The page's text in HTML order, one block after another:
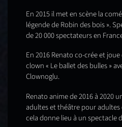
En 2015 il met en scène la
légende de Robin des bois ».
de 20 000 spectateurs en
En 2016 Renato co-crée et
clown « Le ballet des bulles »
Clownoglu.
Renato anime de 2016 à 2020
adultes et théâtre pour adultes
cela donne lieu à un spectacle